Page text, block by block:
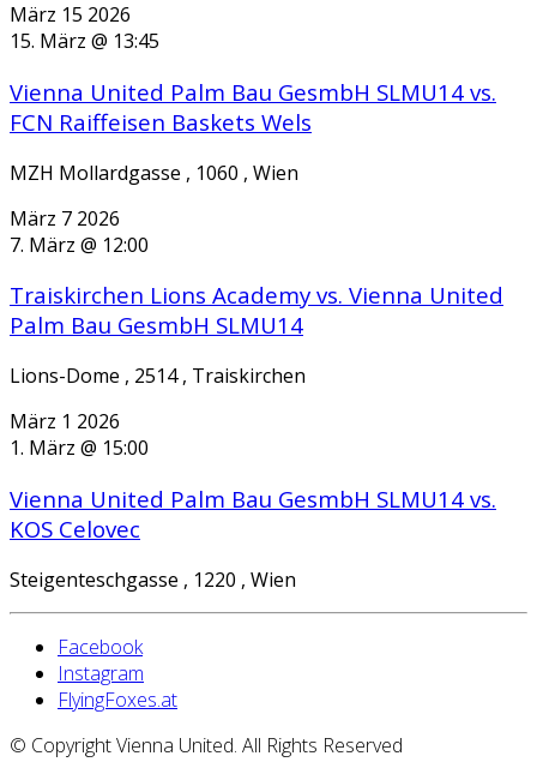
März 15 2026
15. März @ 13:45
Vienna United Palm Bau GesmbH SLMU14 vs.
FCN Raiffeisen Baskets Wels
MZH Mollardgasse , 1060 , Wien
März 7 2026
7. März @ 12:00
Traiskirchen Lions Academy vs. Vienna United
Palm Bau GesmbH SLMU14
Lions-Dome , 2514 , Traiskirchen
März 1 2026
1. März @ 15:00
Vienna United Palm Bau GesmbH SLMU14 vs.
KOS Celovec
Steigenteschgasse , 1220 , Wien
Facebook
Instagram
FlyingFoxes.at
© Copyright Vienna United. All Rights Reserved